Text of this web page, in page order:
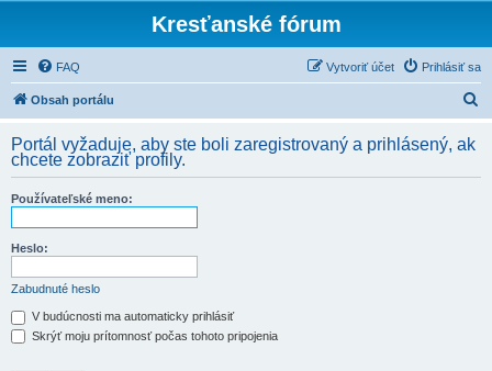
Kresťanské fórum
FAQ Prihlásiť sa
Vytvoriť účet
Obsah portálu
d
Portál vyžaduje, aby ste boli zaregistrovaný a prihlásený, ak
chcete zobraziť profily.
Používateľské meno:
Heslo:
Zabudnuté heslo
V budúcnosti ma automaticky prihlásiť
Skrýť moju prítomnosť počas tohoto pripojenia